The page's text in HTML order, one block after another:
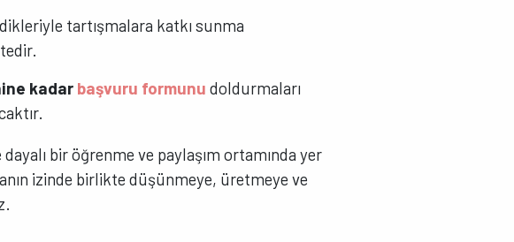
tartışmalara katkı sunma
kadar başvuru formunu doldurmaları
bir öğrenme ve paylaşım ortamında yer
izinde birlikte düşünmeye, üretmeye ve